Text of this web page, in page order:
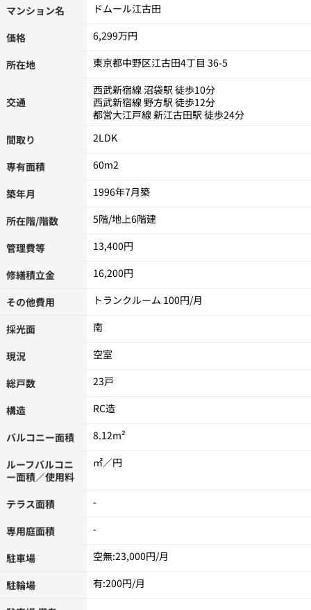
マンション名 ドムール江古田
価格 6,299万円
所在地 東京都中野区江古田4丁目 36-5
交通
西武新宿線 沼袋駅 徒歩10分
西武新宿線 野方駅 徒歩12分
都営大江戸線 新江古田駅 徒歩24分
間取り
2LDK
専有面積 60m2
築年月 1996年7月築
所在階/階数 5階/地上6階建
管理費等 13,400円
修繕積立金 16,200円
その他費用 トランクルーム 100
採光面 南
現況 空室
総戸数 23戸
構造 RC造
バルコニー面積 8.12m²
ルーフバルコニ
ー面積／使用料
㎡／円
テラス面積 -
専用庭面積 -
駐車場 空無:23,000円/月
駐輪場 有:200円/月